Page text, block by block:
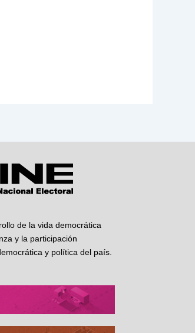
de la vida democrática
y la participación
y política del país.